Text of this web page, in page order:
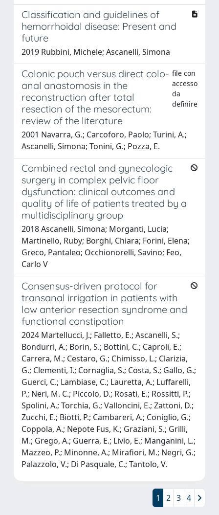
Classification and guidelines of
hemorrhoidal disease: Present and
future
2019 Rubbini, Michele; Ascanelli, Simona
Colonic pouch versus direct colo-
anal anastomosis in the
reconstruction after total
resection of the mesorectum:
review of the literature
file con
accesso
da
definire
2001 Navarra, G.; Carcoforo, Paolo; Turini, A.;
Ascanelli, Simona; Tonini, G.; Pozza, E.
Combined rectal and gynecologic
surgery in complex pelvic floor
dysfunction: clinical outcomes and
quality of life of patients treated by a
multidisciplinary group
2018 Ascanelli, Simona; Morganti, Lucia;
Martinello, Ruby; Borghi, Chiara; Forini, Elena;
Greco, Pantaleo; Occhionorelli, Savino; Feo,
Carlo V
Consensus-driven protocol for
transanal irrigation in patients with
low anterior resection syndrome and
functional constipation
2024 Martellucci, J.; Falletto, E.; Ascanelli, S.;
Bondurri, A.; Borin, S.; Bottini, C.; Caproli, E.;
Carrera, M.; Cestaro, G.; Chimisso, L.; Clarizia,
G.; Clementi, I.; Cornaglia, S.; Costa, S.; Gallo, G.;
Guerci, C.; Lambiase, C.; Lauretta, A.; Luffarelli,
P.; Neri, M. C.; Piccolo, D.; Rosati, E.; Rossitti, P.;
Spolini, A.; Torchia, G.; Valloncini, E.; Zattoni, D.;
Zucchi, E.; Biotti, P.; Cambareri, A.; Coniglio, G.;
Coppola, A.; Nepote Fus, K.; Graziani, S.; Grilli,
M.; Grego, A.; Guerra, E.; Livio, E.; Manganini, L.;
Mazzeo, P.; Minonne, A.; Mirafiori, M.; Negri, G.;
Palazzolo, V.; Di Pasquale, C.; Tantolo, V.
1 2 3 4